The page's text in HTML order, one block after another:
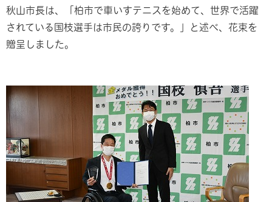
秋山市長は、「柏市で車いすテニスを始めて、世界で活躍
されている国枝選手は市民の誇りです。」と述べ、花束を
贈呈しました。